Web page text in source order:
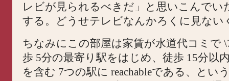
レビが見られるべきだ」と思いこんでい
する。どうせテレビなんかろくに見ない
ちなみにこの部屋は家賃が水道代コミで
歩 5分の最寄り駅をはじめ、徒歩 15分以
を含む 7つの駅に reachableである、とい